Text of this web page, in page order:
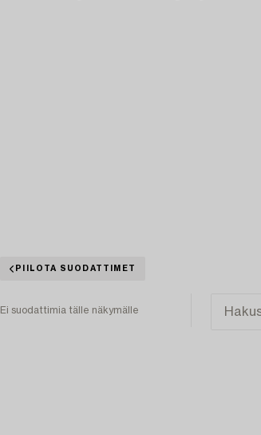
PIILOTA SUODATTIMET
Ei suodattimia tälle näkymälle